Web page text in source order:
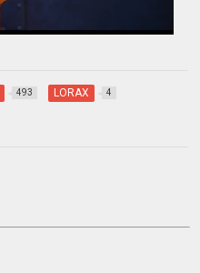
493 LORAX 4